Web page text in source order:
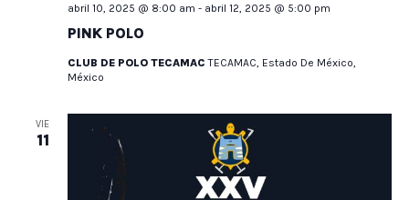
PINK POLO
abril 10, 2025 @ 8:00 am - abril 12, 2025 @ 5:00 pm
CLUB DE POLO TECAMACTECAMAC, Estado De México,
México
VIE
11